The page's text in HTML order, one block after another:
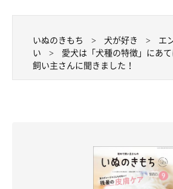
いぬのきもち 犬が好き エ
い
愛犬は「犬種の特徴」にあ
飼い主さんに聞きました！